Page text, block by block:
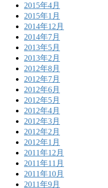
2015年4月
2015年1月
2014年12月
2014年7月
2013年5月
2013年2月
2012年8月
2012年7月
2012年6月
2012年5月
2012年4月
2012年3月
2012年2月
2012年1月
2011年12月
2011年11月
2011年10月
2011年9月